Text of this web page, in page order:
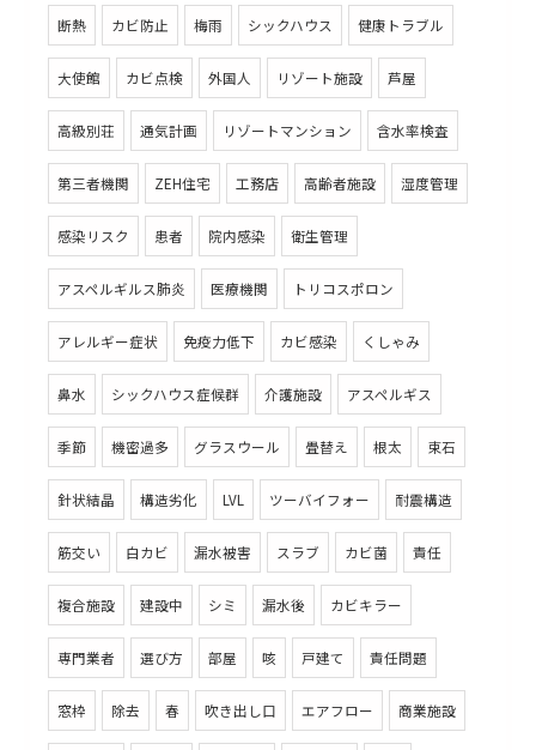
断熱 カビ防止 梅雨 シックハウス 健康トラブル
大使館 カビ点検 外国人 リゾート施設 芦屋
高級別荘 通気計画 リゾートマンション 含水率検査
第三者機関 ZEH住宅 工務店 高齢者施設 湿度管理
感染リスク 患者 院内感染 衛生管理
アスペルギルス肺炎 医療機関 トリコスポロン
アレルギー症状 免疫力低下 カビ感染 くしゃみ
鼻水 シックハウス症候群 介護施設 アスペルギス
季節 機密過多 グラスウール 畳替え 根太 束石
針状結晶 構造劣化 LVL ツーバイフォー 耐震構造
筋交い 白カビ 漏水被害 スラブ カビ菌 責任
複合施設 建設中 シミ 漏水後 カビキラー
専門業者 選び方 部屋 咳 戸建て 責任問題
窓枠 除去 春 吹き出し口 エアフロー 商業施設